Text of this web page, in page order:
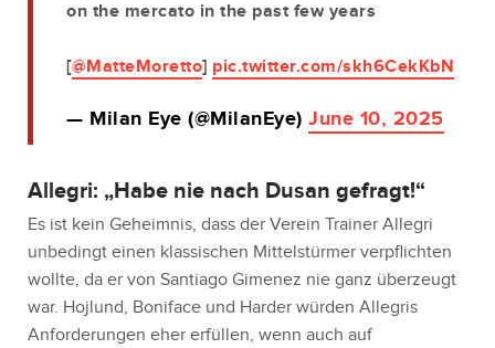
on the mercato in the past few years
[@MatteMoretto] pic.twitter.com/skh6CekKbN
— Milan Eye (@MilanEye) June 10, 2025
Allegri: „Habe nie nach Dusan gefragt!“
Es ist kein Geheimnis, dass der Verein Trainer Allegri
unbedingt einen klassischen Mittelstürmer verpflichten
wollte, da er von Santiago Gimenez nie ganz überzeugt
war. Hojlund, Boniface und Harder würden Allegris
Anforderungen eher erfüllen, wenn auch auf